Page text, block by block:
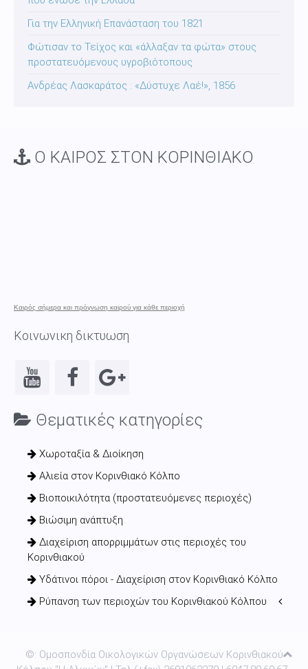
Για την Ελληνική Επανάσταση του 1821
Φώτισαν το Τείχος και «άλλαξαν τα φώτα» στους
προστατευόμενους υγροβιότοπους
Ανδρέας Λασκαράτος : «Δύστυχε Λαέ!», 1856
Ο ΚΑΙΡΟΣ ΣΤΟΝ ΚΟΡΙΝΘΙΑΚΟ
Καιρός σήμερα και πρόγνωση καιρού για κάθε περιοχή
Κοινωνικη δικτυωση
Θεματικές κατηγορίες
Χωροταξία & Διοίκηση
Αλιεία στον Κορινθιακό Κόλπο
Βιοποικιλότητα (προστατευόμενες περιοχές)
Βιώσιμη ανάπτυξη
Διαχείριση απορριμμάτων στις περιοχές του
Κορινθιακού
Υδάτινοι πόροι - Διαχείριση στον Κορινθιακό Κόλπο
Ρύπανση των περιοχών του Κορινθιακού Κόλπου
©: Ομοσπονδία Οικολογικών Οργανώσεων Κορινθιακού